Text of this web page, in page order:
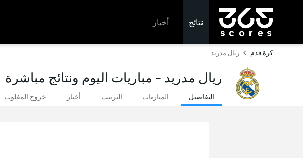
نتائج أخبار
كرة قدم ريال مدريد
ريال مدريد - مباريات اليوم ونتائج مباشرة
التفاصيل المباريات الترتيب أخبار خروج المغلوب